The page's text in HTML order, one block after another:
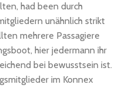
had been durch
unähnlich strikt
mehrere Passagiere
hier jedermann ihr
bei bewusstsein ist.
im Konnex